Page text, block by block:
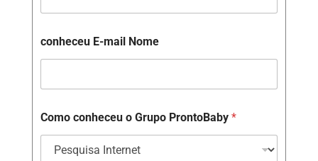
conheceu E-mail Nome
Como conheceu o Grupo ProntoBaby *